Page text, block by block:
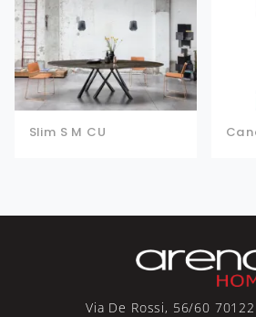
Slim S M CU
Via De Rossi, 56/60